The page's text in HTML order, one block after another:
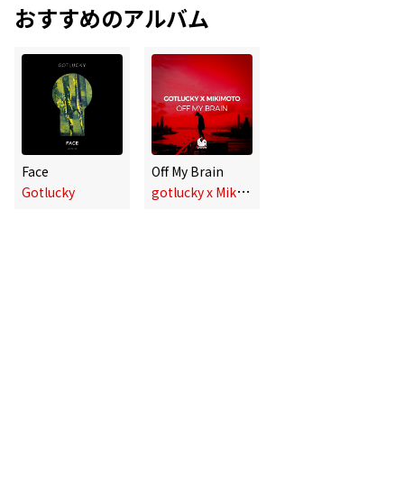
おすすめのアルバム
Face
Gotlucky
Off My Brain
g
otlucky x Mikimoto